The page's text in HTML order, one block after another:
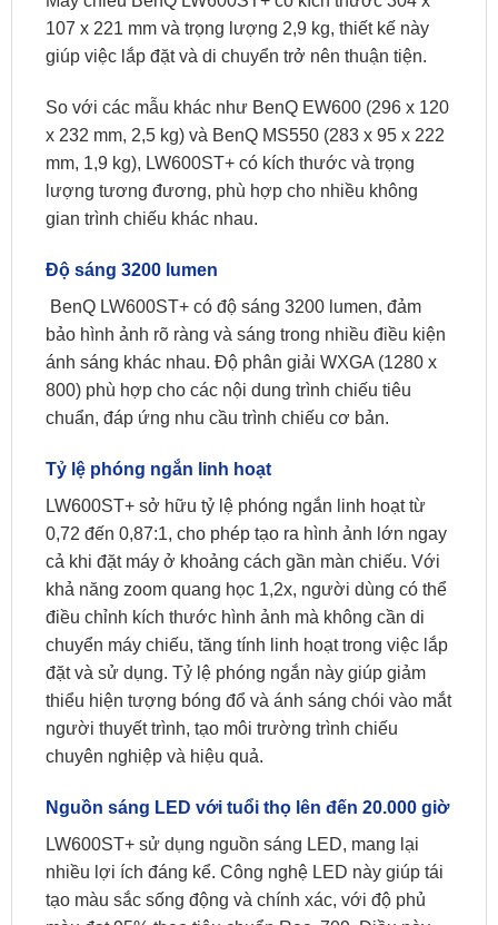
107 x 221 mm và trọng lượng 2,9 kg, thiết kế này
giúp việc lắp đặt và di chuyển trở nên thuận tiện.
So với các mẫu khác như BenQ EW600 (296 x 120
x 232 mm, 2,5 kg) và BenQ MS550 (283 x 95 x 222
mm, 1,9 kg), LW600ST+ có kích thước và trọng
lượng tương đương, phù hợp cho nhiều không
gian trình chiếu khác nhau.
Độ sáng 3200 lumen
​ BenQ LW600ST+ có độ sáng 3200 lumen, đảm
bảo hình ảnh rõ ràng và sáng trong nhiều điều kiện
ánh sáng khác nhau. Độ phân giải WXGA (1280 x
800) phù hợp cho các nội dung trình chiếu tiêu
chuẩn, đáp ứng nhu cầu trình chiếu cơ bản.
Tỷ lệ phóng ngắn linh hoạt
LW600ST+ sở hữu tỷ lệ phóng ngắn linh hoạt từ
0,72 đến 0,87:1, cho phép tạo ra hình ảnh lớn ngay
cả khi đặt máy ở khoảng cách gần màn chiếu. Với
khả năng zoom quang học 1,2x, người dùng có thể
điều chỉnh kích thước hình ảnh mà không cần di
chuyển máy chiếu, tăng tính linh hoạt trong việc lắp
đặt và sử dụng. Tỷ lệ phóng ngắn này giúp giảm
thiểu hiện tượng bóng đổ và ánh sáng chói vào mắt
người thuyết trình, tạo môi trường trình chiếu
chuyên nghiệp và hiệu quả.
​Nguồn sáng LED với tuổi thọ lên đến 20.000 giờ
LW600ST+ sử dụng nguồn sáng LED, mang lại
nhiều lợi ích đáng kể. Công nghệ LED này giúp tái
tạo màu sắc sống động và chính xác, với độ phủ